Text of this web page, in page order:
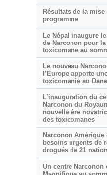
Résultats de la mise
programme
Le Népal inaugure
de Narconon pour
toxicomane au
Le nouveau
l’Europe apporte
toxicomanie au
L’inauguration du
Narconon du
nouvelle ère
des toxicomanes
Narconon Amérique
besoins urgents de
drogués de 21
Un centre Narconon